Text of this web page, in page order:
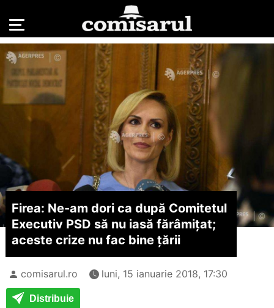
Firea: Ne-am dori ca după Comitetul
Executiv PSD să nu iasă fărâmiţat;
aceste crize nu fac bine ţării
comisarul.ro luni, 15 ianuarie 2018, 17:30
Distribuie